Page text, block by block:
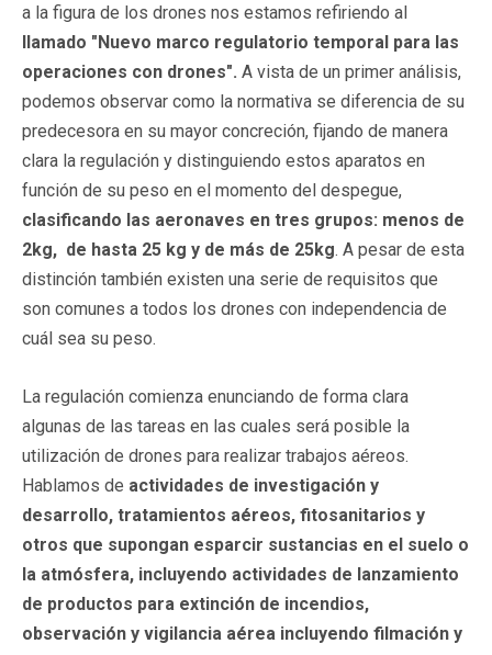
a la figura de los drones nos estamos refiriendo al
llamado "Nuevo marco regulatorio temporal para las
operaciones con drones". A vista de un primer análisis,
podemos observar como la normativa se diferencia de su
predecesora en su mayor concreción, fijando de manera
clara la regulación y distinguiendo estos aparatos en
función de su peso en el momento del despegue,
clasificando las aeronaves en tres grupos: menos de
2kg, de hasta 25 kg y de más de 25kg. A pesar de esta
distinción también existen una serie de requisitos que
son comunes a todos los drones con independencia de
cuál sea su peso.
La regulación comienza enunciando de forma clara
algunas de las tareas en las cuales será posible la
utilización de drones para realizar trabajos aéreos.
Hablamos de actividades de investigación y
desarrollo, tratamientos aéreos, fitosanitarios y
otros que supongan esparcir sustancias en el suelo o
la atmósfera, incluyendo actividades de lanzamiento
de productos para extinción de incendios,
observación y vigilancia aérea incluyendo filmación y